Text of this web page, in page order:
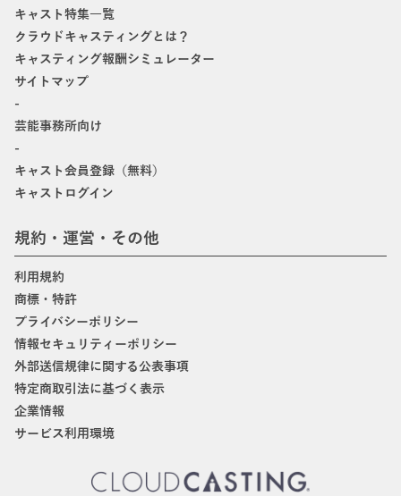
キャスト特集一覧
クラウドキャスティングとは？
キャスティング報酬シミュレーター
サイトマップ
-
芸能事務所向け
-
キャスト会員登録（無料）
キャストログイン
規約・運営・その他
利用規約
商標・特許
プライバシーポリシー
情報セキュリティーポリシー
外部送信規律に関する公表事項
特定商取引法に基づく表示
企業情報
サービス利用環境